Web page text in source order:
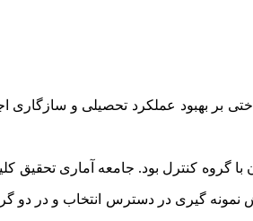
بر بهبود عملکرد تحصیلی و
کنترل بود. جامعه آماری تحقیق
جدول مورگان و روش نمونه گیری در دسترس